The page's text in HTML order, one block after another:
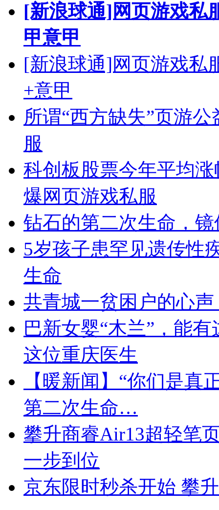
[新浪球通]网页游戏私
甲意甲
[新浪球通]网页游戏私
+意甲
所谓“西方缺失”页游
服
科创板股票今年平均
爆网页游戏私服
钻石的第二次生命，镜
5岁孩子患罕见遗传性
生命
共青城一贫困户的心
巴新女婴“木兰”，能
这位重庆医生
【暖新闻】“你们是
第二次生命…
攀升商睿Air13超轻笔
一步到位
京东限时秒杀开始 攀